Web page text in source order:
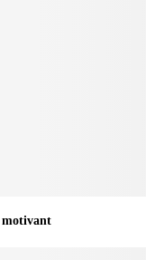
motivant